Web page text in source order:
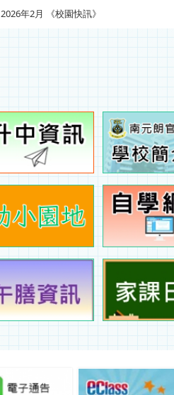
2026年2月 《校園快訊》